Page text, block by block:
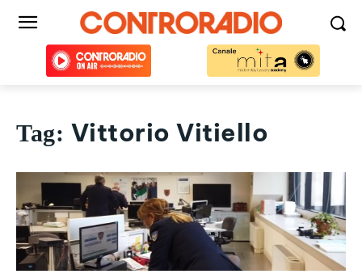
Tag: Vittorio Vitiello